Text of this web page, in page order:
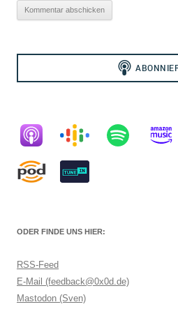
ODER FINDE UNS HIER:
RSS-Feed
E-Mail (feedback@0x0d.de)
Mastodon (Sven)